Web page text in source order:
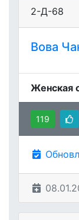
2-Д-68
Вова
Женская
119